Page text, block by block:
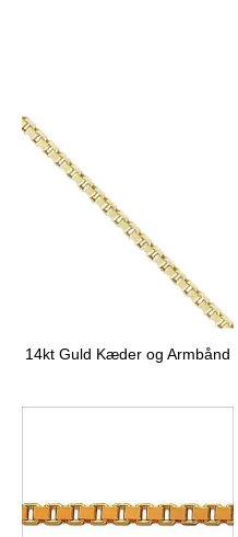
14kt Guld Kæder og Armbånd